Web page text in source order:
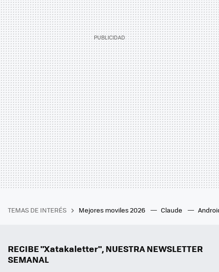
TEMAS DE INTERÉS Mejores moviles 2026 Claude
RECIBE "Xatakaletter", NUESTRA NEWSLETTER
SEMANAL